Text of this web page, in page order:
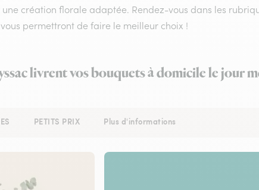
création florale adaptée. Rendez-vous dans les
permettront de faire le meilleur choix !
livrent vos bouquets à domicile le jour
PETITS PRIX Plus d'informations